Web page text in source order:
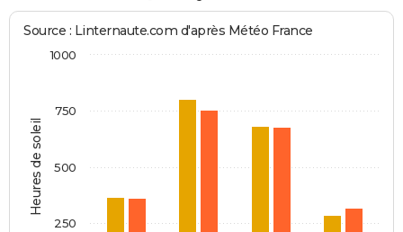
Heures de soleil
Source : Linternaute.com d'après Météo France
250
500
750
1000